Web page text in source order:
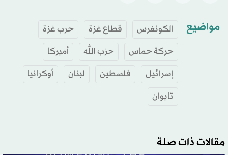
مواضيع الكونغرس قطاع غزة
حرب غزة
حركة حماس
حزب الله
أميركا
إسرائيل
فلسطين لبنان
أوكرانيا
تايوان
مقالات ذات صلة